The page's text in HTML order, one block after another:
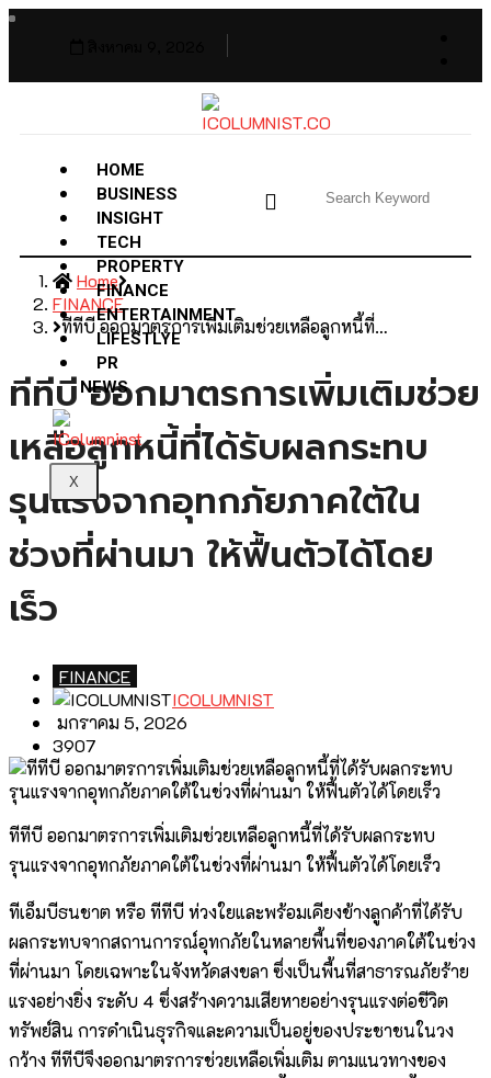
HOME
BUSINESS
INSIGHT
TECH
PROPERTY
FINANCE
ENTERTAINMENT
LIFESTLYE
PR
NEWS
X
Home
FINANCE
ทีทีบี ออกมาตรการเพิ่มเติมช่วยเหลือลูกหนี้ที่…
ทีทีบี ออกมาตรการเพิ่มเติมช่วย
เหลือลูกหนี้ที่ได้รับผลกระทบ
รุนแรงจากอุทกภัยภาคใต้ใน
ช่วงที่ผ่านมา ให้ฟื้นตัวได้โดย
เร็ว
FINANCE
ICOLUMNIST
มกราคม 5, 2026
3907
ทีทีบี ออกมาตรการเพิ่มเติมช่วยเหลือลูกหนี้ที่ได้รับผลกระทบ
รุนแรงจากอุทกภัยภาคใต้ในช่วงที่ผ่านมา ให้ฟื้นตัวได้โดยเร็ว
ทีเอ็มบีธนชาต หรือ ทีทีบี ห่วงใยและพร้อมเคียงข้างลูกค้าที่ได้รับ
ผลกระทบจากสถานการณ์อุทกภัยในหลายพื้นที่ของภาคใต้ในช่วง
ที่ผ่านมา โดยเฉพาะในจังหวัดสงขลา ซึ่งเป็นพื้นที่สาธารณภัยร้าย
แรงอย่างยิ่ง ระดับ 4 ซึ่งสร้างความเสียหายอย่างรุนแรงต่อชีวิต
ทรัพย์สิน การดำเนินธุรกิจและความเป็นอยู่ของประชาชนในวง
กว้าง ทีทีบีจึงออกมาตรการช่วยเหลือเพิ่มเติม ตามแนวทางของ